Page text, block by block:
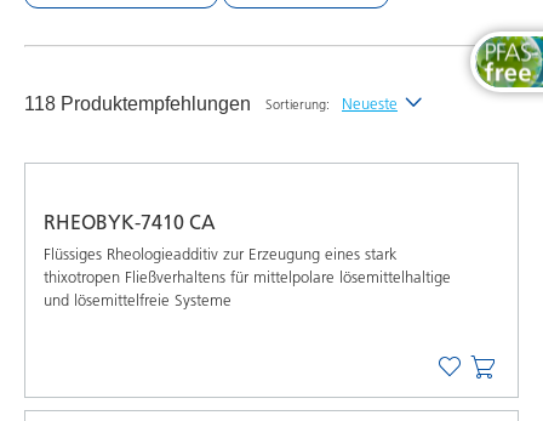
118 Produktempfehlungen Sortierung: Neueste
RHEOBYK-7410 CA
Flüssiges Rheologieadditiv zur Erzeugung eines stark
thixotropen Fließverhaltens für mittelpolare lösemittelhaltige
und lösemittelfreie Systeme